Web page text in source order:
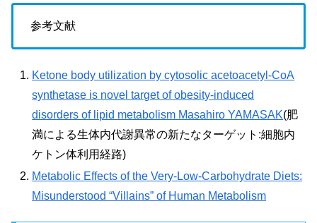
参考文献
Ketone body utilization by cytosolic acetoacetyl-CoA
synthetase is novel target of obesity-induced
disorders of lipid metabolism Masahiro YAMASAK(肥
満による生体内代謝異常の新たなターゲット:細胞内
ケトン体利用経路)
Metabolic Effects of the Very-Low-Carbohydrate Diets:
Misunderstood “Villains” of Human Metabolism